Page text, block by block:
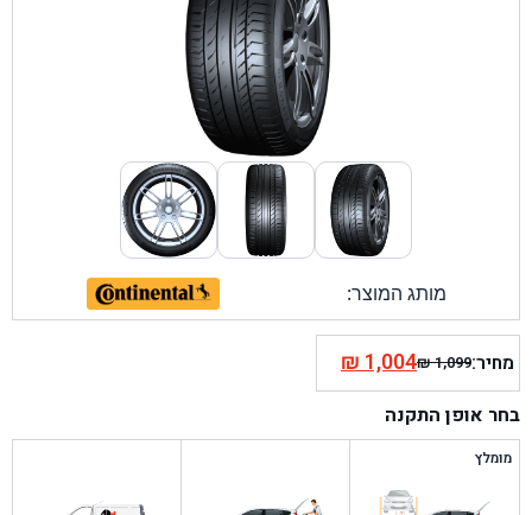
מותג המוצר:
מחיר: ₪1,099
המחיר
המקורי
היה:
₪1,004 המחיר
הנוכחי
הוא:
בחר אופן התקנה
מומלץ